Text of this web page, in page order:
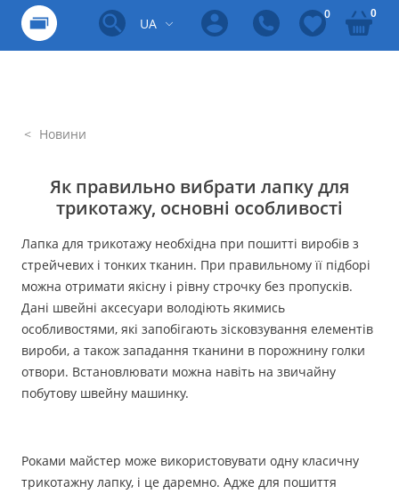
UA
0 0
Новини
Як правильно вибрати лапку для
трикотажу, основні особливості
Лапка для трикотажу необхідна при пошитті виробів з
стрейчевих і тонких тканин. При правильному її підборі
можна отримати якісну і рівну строчку без пропусків.
Дані швейні аксесуари володіють якимись
особливостями, які запобігають зісковзування елементів
вироби, а також западання тканини в порожнину голки
отвори. Встановлювати можна навіть на звичайну
побутову швейну машинку.
Роками майстер може використовувати одну класичну
трикотажну лапку, і це даремно. Адже для пошиття